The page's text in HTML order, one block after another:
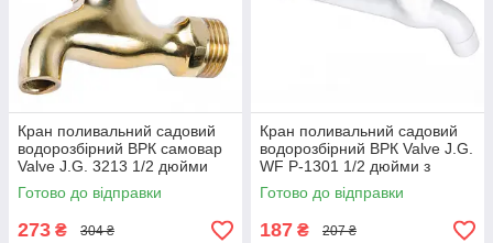
Кран поливальний садовий
водорозбірний ВРК самовар
Valve J.G. 3213 1/2 дюйми
латунь золото
Готово до відправки
273 ₴ 304 ₴
Кран поливальний садовий
водорозбірний ВРК Valve J.G.
WF Р-1301 1/2 дюйми з
аератором 18,5 см пластик
білий
Готово до відправки
187 ₴ 207 ₴